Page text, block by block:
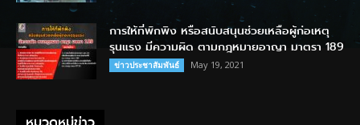
การให้ที่พักพิง หรือสนับสนุนช่วยเหลือผู้ก่อเหตุ
รุนแรง มีความผิด ตามกฎหมายอาญา มาตรา 189
ข่าวประชาสัมพันธ์ May 19, 2021